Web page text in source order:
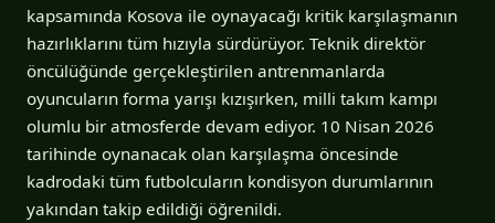
kapsamında Kosova ile oynayacağı kritik karşılaşmanın
hazırlıklarını tüm hızıyla sürdürüyor. Teknik direktör
öncülüğünde gerçekleştirilen antrenmanlarda
oyuncuların forma yarışı kızışırken, milli takım kampı
olumlu bir atmosferde devam ediyor. 10 Nisan 2026
tarihinde oynanacak olan karşılaşma öncesinde
kadrodaki tüm futbolcuların kondisyon durumlarının
yakından takip edildiği öğrenildi.